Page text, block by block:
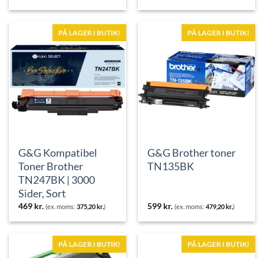
PÅ LAGER I BUTIK!
G&G Kompatibel
Toner Brother
TN247BK | 3000
Sider, Sort
469 kr. (ex. moms:375,20kr.)
PÅ LAGER I BUTIK!
G&G Brother toner
TN135BK
599 kr. (ex. moms:479,20kr.)
PÅ LAGER I BUTIK! PÅ LAGER I BUTIK!